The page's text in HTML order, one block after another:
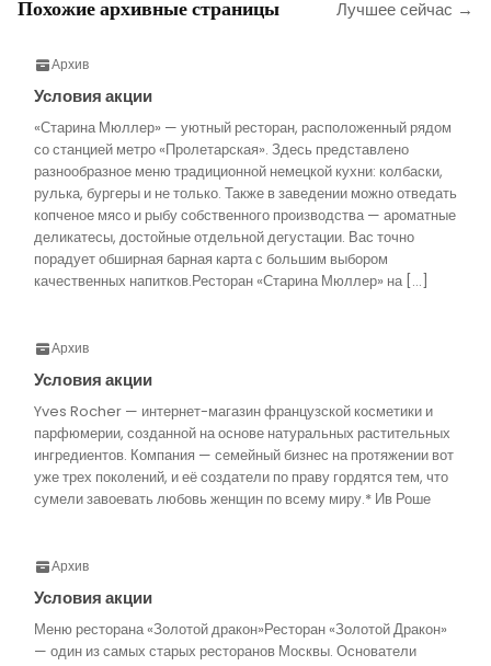
Похожие архивные страницы Лучшее сейчас →
Архив
Условия акции
«Старина Мюллер» — уютный ресторан, расположенный рядом
со станцией метро «Пролетарская». Здесь представлено
разнообразное меню традиционной немецкой кухни: колбаски,
рулька, бургеры и не только. Также в заведении можно отведать
копченое мясо и рыбу собственного производства — ароматные
деликатесы, достойные отдельной дегустации. Вас точно
порадует обширная барная карта с большим выбором
качественных напитков.Ресторан «Старина Мюллер» на […]
Архив
Условия акции
Yves Rocher — интернет-магазин французской косметики и
парфюмерии, созданной на основе натуральных растительных
ингредиентов. Компания — семейный бизнес на протяжении вот
уже трех поколений, и её создатели по праву гордятся тем, что
сумели завоевать любовь женщин по всему миру.* Ив Роше
Архив
Условия акции
Меню ресторана «Золотой дракон»Ресторан «Золотой Дракон»
— один из самых старых ресторанов Москвы. Основатели